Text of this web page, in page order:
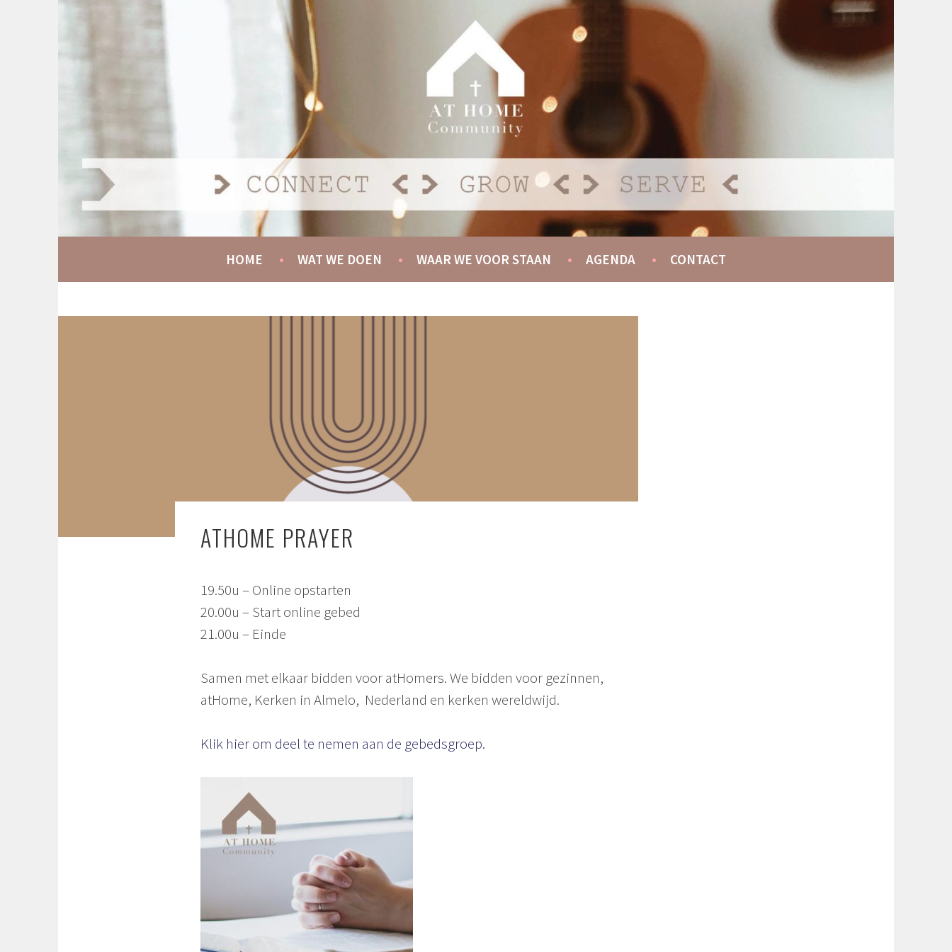
Spring
AT HOME COMMUNITY
HOME WAT WE DOEN WAAR WE VOOR STAAN AGENDA CONTACT
ATHOME PRAYER
19.50u – Online opstarten
20.00u – Start online gebed
21.00u – Einde
Samen met elkaar bidden voor atHomers. We bidden voor gezinnen,
atHome, Kerken in Almelo, Nederland en kerken wereldwijd.
Klik hier om deel te nemen aan de gebedsgroep.